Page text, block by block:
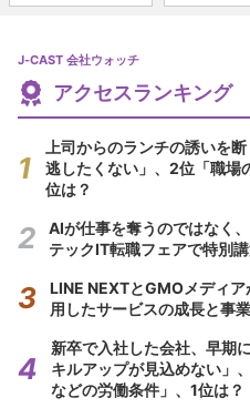
J-CAST 会社ウォッチ
アクセスランキング
上司からのランチの誘いを
逃したくない」、2位「職場
位は？
AIが仕事を奪うのではなく
テックIT転職フェアで特別
LINE NEXTとGMOメディ
用したサービスの成長と事
新卒で入社した会社、早
キルアップが見込めない」
などの労働条件」、1位は？